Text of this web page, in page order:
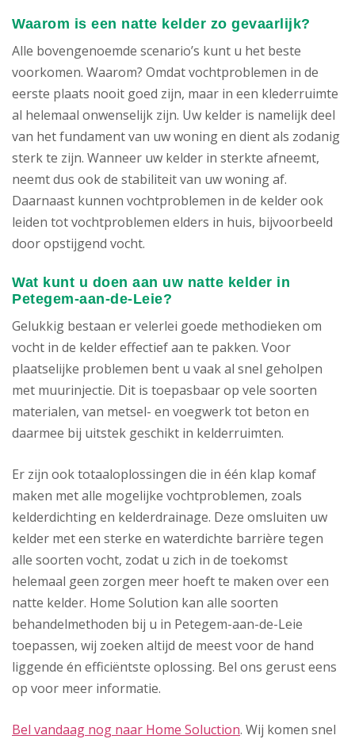
Waarom is een natte kelder zo gevaarlijk?
Alle bovengenoemde scenario’s kunt u het beste
voorkomen. Waarom? Omdat vochtproblemen in de
eerste plaats nooit goed zijn, maar in een klederruimte
al helemaal onwenselijk zijn. Uw kelder is namelijk deel
van het fundament van uw woning en dient als zodanig
sterk te zijn. Wanneer uw kelder in sterkte afneemt,
neemt dus ook de stabiliteit van uw woning af.
Daarnaast kunnen vochtproblemen in de kelder ook
leiden tot vochtproblemen elders in huis, bijvoorbeeld
door opstijgend vocht.
Wat kunt u doen aan uw natte kelder in
Petegem-aan-de-Leie?
Gelukkig bestaan er velerlei goede methodieken om
vocht in de kelder effectief aan te pakken. Voor
plaatselijke problemen bent u vaak al snel geholpen
met muurinjectie. Dit is toepasbaar op vele soorten
materialen, van metsel- en voegwerk tot beton en
daarmee bij uitstek geschikt in kelderruimten.
Er zijn ook totaaloplossingen die in één klap komaf
maken met alle mogelijke vochtproblemen, zoals
kelderdichting en kelderdrainage. Deze omsluiten uw
kelder met een sterke en waterdichte barrière tegen
alle soorten vocht, zodat u zich in de toekomst
helemaal geen zorgen meer hoeft te maken over een
natte kelder. Home Solution kan alle soorten
behandelmethoden bij u in Petegem-aan-de-Leie
toepassen, wij zoeken altijd de meest voor de hand
liggende én efficiëntste oplossing. Bel ons gerust eens
op voor meer informatie.
Bel vandaag nog naar Home Soluction. Wij komen snel